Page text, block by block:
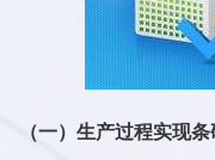
（一）生产过程实现